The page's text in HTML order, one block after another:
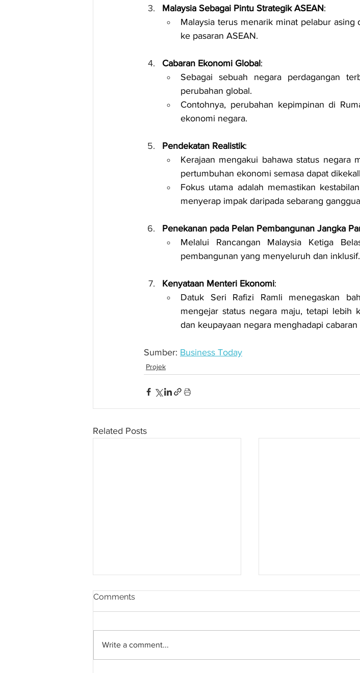
Malaysia Sebagai Pintu Strategik ASEAN:
Malaysia terus menarik minat pelabur
ke pasaran ASEAN.
Cabaran Ekonomi Global:
Sebagai sebuah negara perdagangan
perubahan global.
Contohnya, perubahan kepimpinan di
ekonomi negara.
Pendekatan Realistik:
Kerajaan mengakui bahawa status negara
pertumbuhan ekonomi semasa dapat
Fokus utama adalah memastikan
menyerap impak daripada sebarang
Penekanan pada Pelan Pembangunan Jangka
Melalui Rancangan Malaysia Ketiga
pembangunan yang menyeluruh dan inklusif.
Kenyataan Menteri Ekonomi:
Datuk Seri Rafizi Ramli menegaskan
mengejar status negara maju, tetapi lebih
dan keupayaan negara menghadapi
Sumber: Business Today
Projek
Related Posts
Comments
Write a comment...